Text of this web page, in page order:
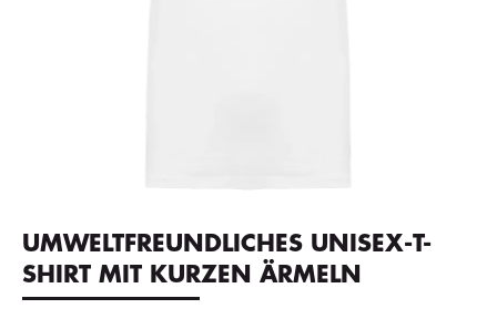
UMWELTFREUNDLICHES UNISEX-T-
SHIRT MIT KURZEN ÄRMELN